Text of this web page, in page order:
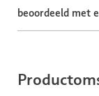
beoordeeld met